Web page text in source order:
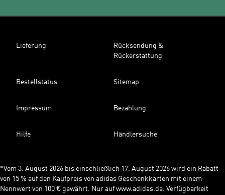
Lieferung
Rücksendung &
Rückerstattung
Bestellstatus Sitemap
Impressum Bezahlung
Hilfe Händlersuche
*Vom 3. August 2026 bis einschließlich 17. August 2026 wird ein Rabatt
von 15 % auf den Kaufpreis von adidas Geschenkkarten mit einem
Nennwert von 100 € gewährt. Nur auf www.adidas.de. Verfügbarkeit